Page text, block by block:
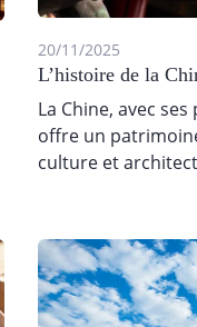
20/11/2025
L’histoire de la
La Chine, avec
offre un
culture et